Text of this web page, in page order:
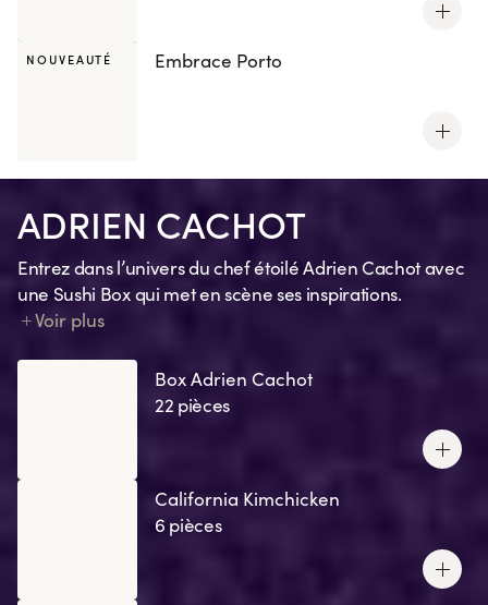
NOUVEAUTÉ Embrace Porto
ADRIEN CACHOT
Entrez dans l’univers du chef étoilé Adrien Cachot avec
une Sushi Box qui met en scène ses inspirations.
Chaque création traduit un souvenir, une émotion, un
Voir plus
Box Adrien Cachot
22 pièces
California Kimchicken
6 pièces